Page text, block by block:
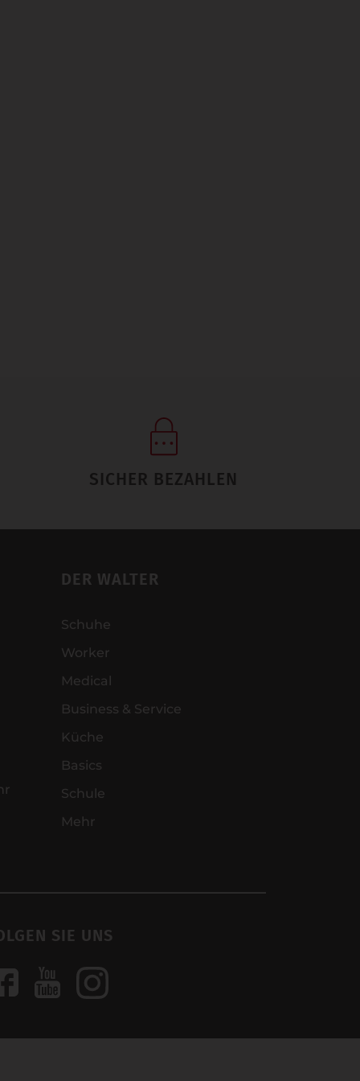
SICHER BEZAHLEN
DER WALTER
Schuhe
Worker
Medical
Business & Service
Küche
Basics
Schule
Mehr
SIE UNS